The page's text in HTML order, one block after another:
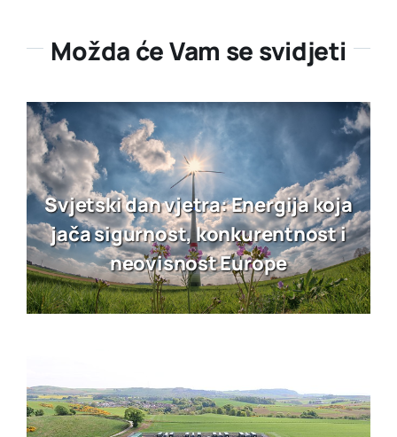
Možda će Vam se svidjeti
Svjetski dan vjetra: Energija koja
jača sigurnost, konkurentnost i
neovisnost Europe